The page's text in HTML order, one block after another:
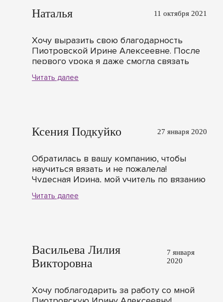
Наталья 11 октября 2021
Хочу выразить свою благодарность
Пиотровской Ирине Алексеевне. После
первого урока я даже смогла связать
включали не только теорию, но и много
станет понятной. Однозначно
Читать далее
Ксения Подкуйко 27 января 2020
Обратилась в вашу компанию, чтобы
научиться вязать и не пожалела!
Чудесная Ирина, мой учитель по вязанию
научилась, очень приятная,
учителем!!!
Читать далее
Васильева Лилия
Викторовна
7 января
2020
Хочу поблагодарить за работу со мной